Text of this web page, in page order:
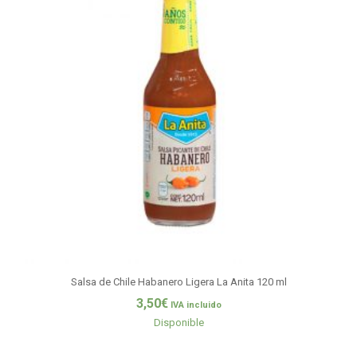
Salsa de Chile Habanero Ligera La Anita 120 ml
3,50€ IVA incluido
Disponible